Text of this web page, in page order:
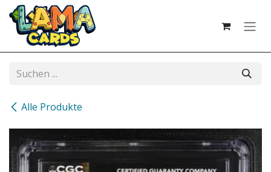
Zum Inhalt springen
Alle Produkte